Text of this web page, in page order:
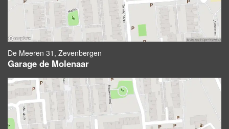
De Meeren 31, Zevenbergen
Garage de Molenaar